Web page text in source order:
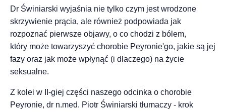
Dr Świniarski wyjaśnia nie tylko czym jest wrodzone
skrzywienie prącia, ale również podpowiada jak
rozpoznać pierwsze objawy, o co chodzi z bólem,
który może towarzyszyć chorobie Peyronie'go, jakie są jej
fazy oraz jak może wpłynąć (i dlaczego) na życie
seksualne.
Z kolei w II-giej części naszego odcinka o chorobie
Peyronie, dr n.med. Piotr Świniarski tłumaczy - krok